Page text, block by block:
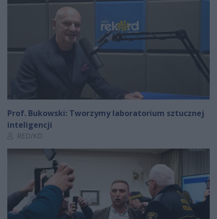
Prof. Bukowski: Tworzymy laboratorium sztucznej
inteligencji
Autor artykułu:
RED/KD